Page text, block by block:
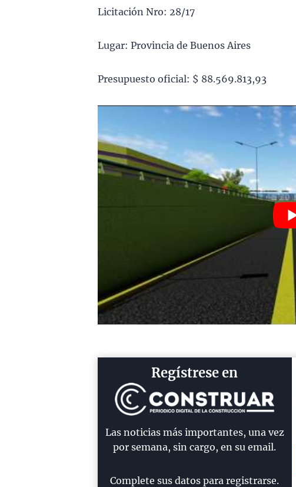
Licitación Nro: 28/17
Lugar: Provincia de Buenos Aires
Presupuesto oficial: $ 88.569.813,93
Regístrese en
Las noticias más importantes, una vez
por semana, sin cargo, en su email.
Complete sus datos para registrarse.